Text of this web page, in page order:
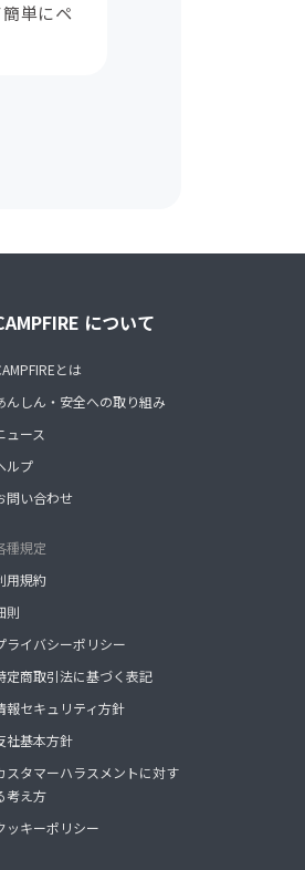
単にペ
について
とは
んしん・安全への取り組み
ュース
ルプ
問い合わせ
種規定
用規約
則
ライバシーポリシー
定商取引法に基づく表記
報セキュリティ方針
社基本方針
スタマーハラスメントに対す
考え方
ッキーポリシー